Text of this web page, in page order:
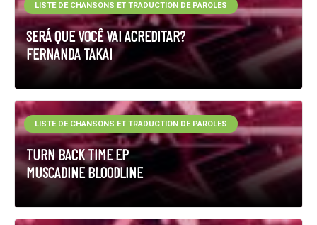
SERÁ QUE VOCÊ VAI ACREDITAR?
FERNANDA TAKAI
LISTE DE CHANSONS ET TRADUCTION DE PAROLES
TURN BACK TIME EP
MUSCADINE BLOODLINE
LISTE DE CHANSONS ET TRADUCTION DE PAROLES